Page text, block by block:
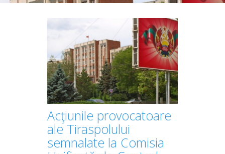
Acţiunile provocatoare
ale Tiraspolului
semnalate la Comisia